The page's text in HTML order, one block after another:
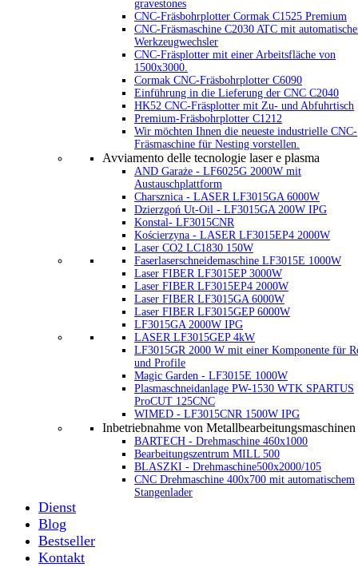
gravestones
CNC-Fräsbohrplotter Cormak C1525 Premium
CNC-Fräsmaschine C2030 ATC mit
Werkzeugwechsler
CNC-Fräsplotter mit einer Arbeitsfläche von
1500x3000.
Cormak CNC-Fräsbohrplotter C6090
Einführung in die Lieferung der CNC C2040
HK52 CNC-Fräsplotter mit Zu- und Abfuhrtisch
Premium-Fräsbohrplotter C1212
Wir möchten Ihnen die neueste industrielle CNC-
Fräsmaschine für Nesting vorstellen.
Avviamento delle tecnologie laser e plasma
AND Garaże - LF6025G 2000W mit
Austauschplattform
Charsznica - LASER LF3015GA 6000W
Dzierzgoń Ut-Oil - LF3015GA 200W IPG
Konstal- LF3015CNR
Kościerzyna - LASER LF3015EP4 2000W
Laser CO2 LC1830 150W
Faserlaserschneidemaschine LF3015E 1000W
Laser FIBER LF3015EP 3000W
Laser FIBER LF3015EP4 2000W
Laser FIBER LF3015GA 6000W
Laser FIBER LF3015GEP 6000W
LF3015GA 2000W IPG
LASER LF3015GEP 4kW
LF3015GR 2000 W mit einer Komponente für
und Profile
Magic Garden - LF3015E 1000W
Plasmaschneidanlage PW-1530 WTK SPARTUS
ProCUT 125CNC
WIMED - LF3015CNR 1500W IPG
Inbetriebnahme von Metallbearbeitungsmaschinen
BARTECH - Drehmaschine 460x1000
Bearbeitungszentrum MILL 500
BLASZKI - Drehmaschine500x2000/105
CNC Drehmaschine 400x700 mit automatischem
Stangenlader
Dienst
Blog
Bestseller
Kontakt